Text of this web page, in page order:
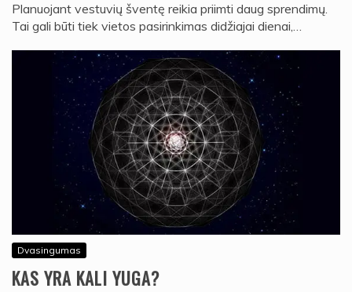
Planuojant vestuvių šventę reikia priimti daug sprendimų.
Tai gali būti tiek vietos pasirinkimas didžiajai dienai,…
Dvasingumas
KAS YRA KALI YUGA?